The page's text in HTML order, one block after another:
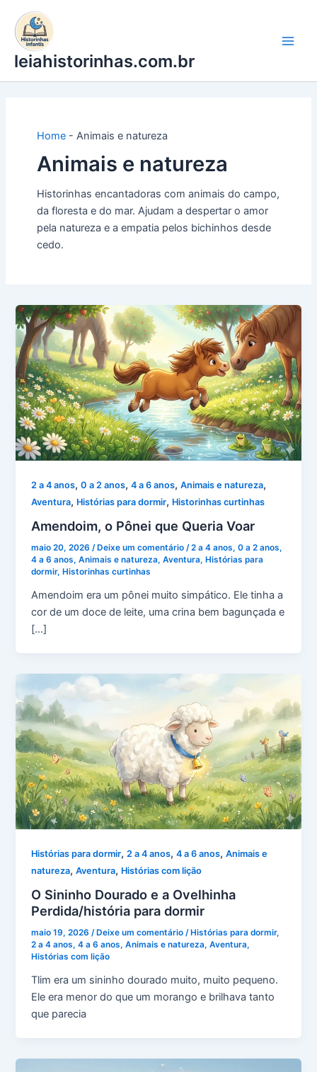
para
conteúdo
leiahistorinhas.com.br
Home- Animais e natureza
Animais e natureza
Historinhas encantadoras com animais do campo,
da floresta e do mar. Ajudam a despertar o amor
pela natureza e a empatia pelos bichinhos desde
cedo.
2 a 4 anos,0 a 2 anos,4 a 6 anos,Animais e natureza,
Aventura, Histórias para dormir, Historinhas curtinhas
Amendoim, o Pônei que Queria Voar
maio 20, 2026/ Deixe um comentário /2 a 4 anos,0 a 2 anos,
4 a 6 anos,Animais e natureza,Aventura, Histórias para
dormir, Historinhas curtinhas
Amendoim era um pônei muito simpático. Ele tinha a
cor de um doce de leite, uma crina bem bagunçada e
[…]
Histórias para dormir,2 a 4 anos,4 a 6 anos,Animais e
natureza,Aventura, Histórias com lição
O Sininho Dourado e a Ovelhinha
Perdida/história para dormir
maio 19, 2026/ Deixe um comentário / Histórias para dormir,
2 a 4 anos,4 a 6 anos,Animais e natureza,Aventura,
Histórias com lição
Tlim era um sininho dourado muito, muito pequeno.
Ele era menor do que um morango e brilhava tanto
que parecia